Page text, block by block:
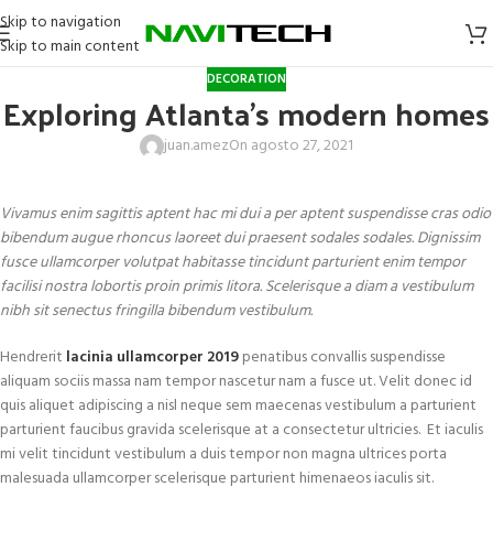
Skip to navigation
Skip to main content
DECORATION
Exploring Atlanta’s modern homes
juan.amezOn agosto 27, 2021
Vivamus enim sagittis aptent hac mi dui a per aptent suspendisse cras odio
bibendum augue rhoncus laoreet dui praesent sodales sodales. Dignissim
fusce ullamcorper volutpat habitasse tincidunt parturient enim tempor
facilisi nostra lobortis proin primis litora. Scelerisque a diam a vestibulum
nibh sit senectus fringilla bibendum vestibulum.
Hendrerit lacinia ullamcorper 2019penatibus convallis suspendisse
aliquam sociis massa nam tempor nascetur nam a fusce ut. Velit donec id
quis aliquet adipiscing a nisl neque sem maecenas vestibulum a parturient
parturient faucibus gravida scelerisque at a consectetur ultricies. Et iaculis
mi velit tincidunt vestibulum a duis tempor non magna ultrices porta
malesuada ullamcorper scelerisque parturient himenaeos iaculis sit.